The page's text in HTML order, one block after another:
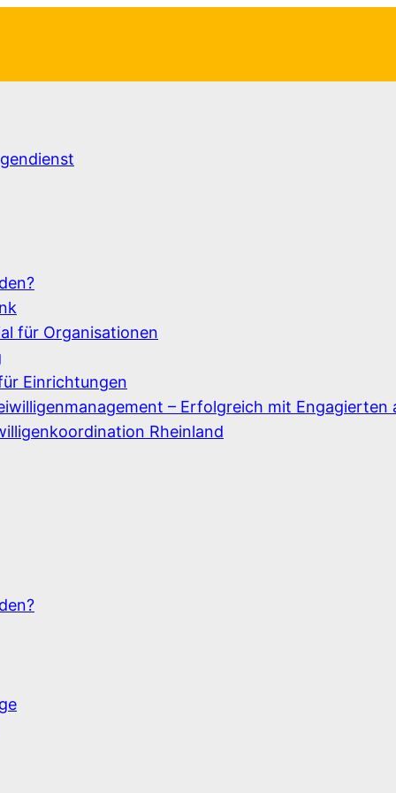
für Organisationen
Einrichtungen
– Erfolgreich mit Engagierten
Rheinland